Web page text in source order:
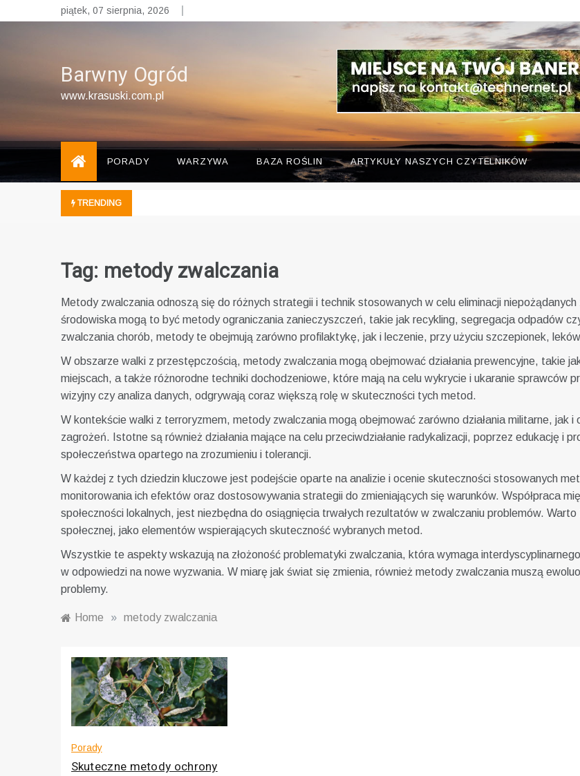
to
piątek, 07 sierpnia, 2026
Barwny Ogród
www.krasuski.com.pl
PORADY WARZYWA BAZA ROŚLIN ARTYKUŁY NASZYCH CZYTELNIKÓW
TRENDING
Tag: metody zwalczania
Metody zwalczania odnoszą się do różnych strategii i technik stosowanych w celu eliminacji
środowiska mogą to być metody ograniczania zanieczyszczeń, takie jak recykling, segregacja odpadów
zwalczania chorób, metody te obejmują zarówno profilaktykę, jak i leczenie, przy użyciu szczepionek,
W obszarze walki z przestępczością, metody zwalczania mogą obejmować działania prewencyjne, takie
miejscach, a także różnorodne techniki dochodzeniowe, które mają na celu wykrycie i ukaranie sprawców
wizyjny czy analiza danych, odgrywają coraz większą rolę w skuteczności tych metod.
W kontekście walki z terroryzmem, metody zwalczania mogą obejmować zarówno działania militarne, jak
zagrożeń. Istotne są również działania mające na celu przeciwdziałanie radykalizacji, poprzez edukację i
społeczeństwa opartego na zrozumieniu i tolerancji.
W każdej z tych dziedzin kluczowe jest podejście oparte na analizie i ocenie skuteczności stosowanych
monitorowania ich efektów oraz dostosowywania strategii do zmieniających się warunków. Współpraca
społeczności lokalnych, jest niezbędna do osiągnięcia trwałych rezultatów w zwalczaniu problemów.
społecznej, jako elementów wspierających skuteczność wybranych metod.
Wszystkie te aspekty wskazują na złożoność problematyki zwalczania, która wymaga
w odpowiedzi na nowe wyzwania. W miarę jak świat się zmienia, również metody zwalczania muszą
problemy.
Home » metody zwalczania
Porady
Skuteczne metody ochrony